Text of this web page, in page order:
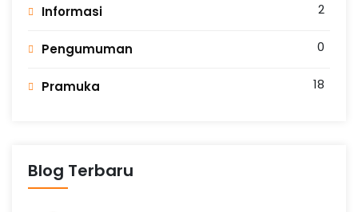
Informasi 2
Pengumuman 0
Pramuka 18
Blog Terbaru